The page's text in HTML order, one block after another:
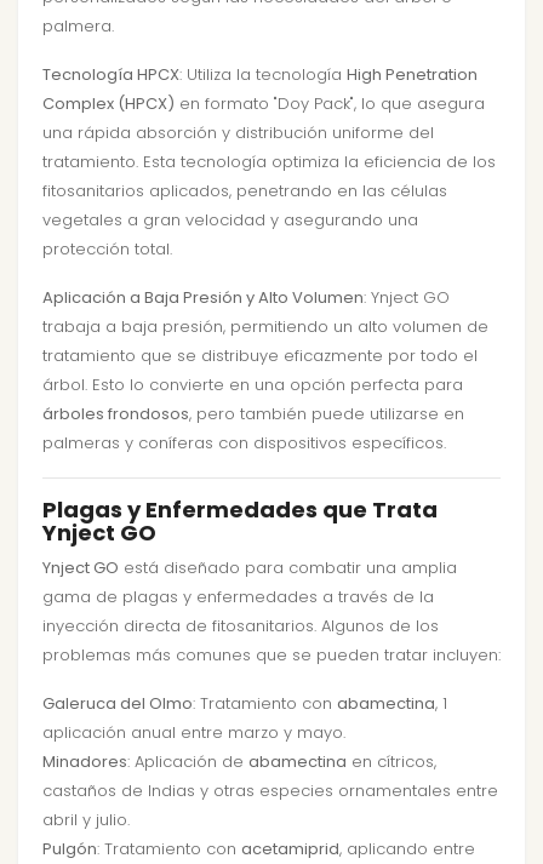
palmera.
Tecnología HPCX: Utiliza la tecnología High Penetration
Complex (HPCX) en formato "Doy Pack", lo que asegura
una rápida absorción y distribución uniforme del
tratamiento. Esta tecnología optimiza la eficiencia de los
fitosanitarios aplicados, penetrando en las células
vegetales a gran velocidad y asegurando una
protección total.
Aplicación a Baja Presión y Alto Volumen: Ynject GO
trabaja a baja presión, permitiendo un alto volumen de
tratamiento que se distribuye eficazmente por todo el
árbol. Esto lo convierte en una opción perfecta para
árboles frondosos, pero también puede utilizarse en
palmeras y coníferas con dispositivos específicos.
Plagas y Enfermedades que Trata
Ynject GO
Ynject GO está diseñado para combatir una amplia
gama de plagas y enfermedades a través de la
inyección directa de fitosanitarios. Algunos de los
problemas más comunes que se pueden tratar incluyen:
Galeruca del Olmo: Tratamiento con abamectina, 1
aplicación anual entre marzo y mayo.
Minadores: Aplicación de abamectina en cítricos,
castaños de Indias y otras especies ornamentales entre
abril y julio.
Pulgón: Tratamiento con acetamiprid, aplicando entre